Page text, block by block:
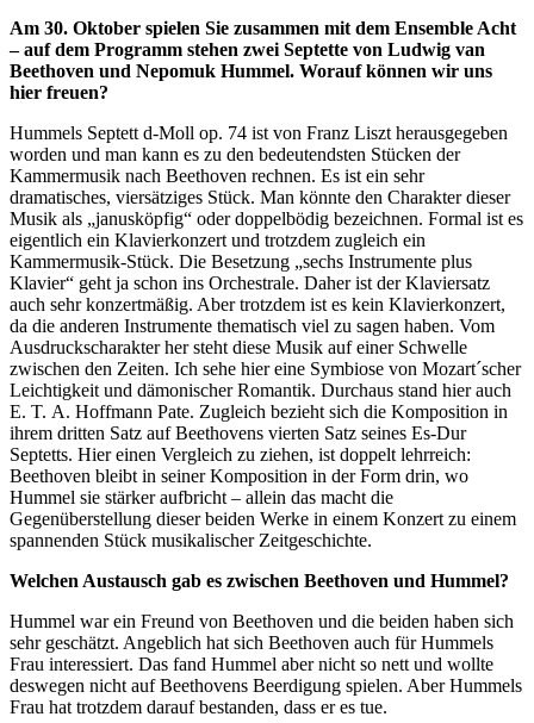
Am 30. Oktober spielen Sie zusammen mit dem Ensemble Acht
– auf dem Programm stehen zwei Septette von Ludwig van
Beethoven und Nepomuk Hummel. Worauf können wir uns
hier freuen?
Hummels Septett d-Moll op. 74 ist von Franz Liszt herausgegeben
worden und man kann es zu den bedeutendsten Stücken der
Kammermusik nach Beethoven rechnen. Es ist ein sehr
dramatisches, viersätziges Stück. Man könnte den Charakter dieser
Musik als „janusköpfig“ oder doppelbödig bezeichnen. Formal ist es
eigentlich ein Klavierkonzert und trotzdem zugleich ein
Kammermusik-Stück. Die Besetzung „sechs Instrumente plus
Klavier“ geht ja schon ins Orchestrale. Daher ist der Klaviersatz
auch sehr konzertmäßig. Aber trotzdem ist es kein Klavierkonzert,
da die anderen Instrumente thematisch viel zu sagen haben. Vom
Ausdruckscharakter her steht diese Musik auf einer Schwelle
zwischen den Zeiten. Ich sehe hier eine Symbiose von Mozart´scher
Leichtigkeit und dämonischer Romantik. Durchaus stand hier auch
E. T. A. Hoffmann Pate. Zugleich bezieht sich die Komposition in
ihrem dritten Satz auf Beethovens vierten Satz seines Es-Dur
Septetts. Hier einen Vergleich zu ziehen, ist doppelt lehrreich:
Beethoven bleibt in seiner Komposition in der Form drin, wo
Hummel sie stärker aufbricht – allein das macht die
Gegenüberstellung dieser beiden Werke in einem Konzert zu einem
spannenden Stück musikalischer Zeitgeschichte.
Welchen Austausch gab es zwischen Beethoven und Hummel?
Hummel war ein Freund von Beethoven und die beiden haben sich
sehr geschätzt. Angeblich hat sich Beethoven auch für Hummels
Frau interessiert. Das fand Hummel aber nicht so nett und wollte
deswegen nicht auf Beethovens Beerdigung spielen. Aber Hummels
Frau hat trotzdem darauf bestanden, dass er es tue.